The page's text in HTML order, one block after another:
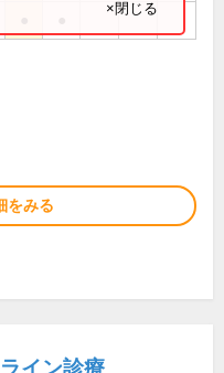
×閉じる
をみる
イン診療